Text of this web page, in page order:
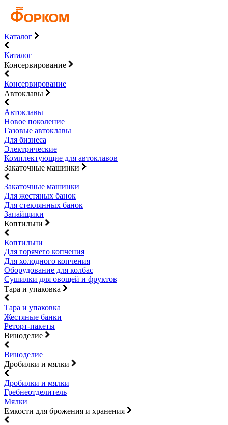
Каталог
Каталог
Консервирование
Консервирование
Автоклавы
Автоклавы
Новое поколение
Газовые автоклавы
Для бизнеса
Электрические
Комплектующие для автоклавов
Закаточные машинки
Закаточные машинки
Для жестяных банок
Для стеклянных банок
Запайщики
Коптильни
Коптильни
Для горячего копчения
Для холодного копчения
Оборудование для колбас
Сушилки для овощей и фруктов
Тара и упаковка
Тара и упаковка
Жестяные банки
Реторт-пакеты
Виноделие
Виноделие
Дробилки и мялки
Дробилки и мялки
Гребнеотделитель
Мялки
Емкости для брожения и хранения